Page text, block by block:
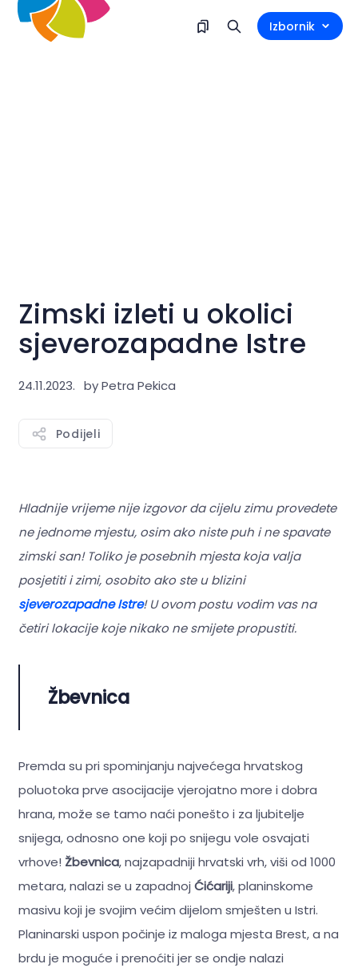
Izbornik
Zimski izleti u okolici
sjeverozapadne Istre
24.11.2023. by Petra Pekica
Podijeli
Hladnije vrijeme nije izgovor da cijelu zimu provedete
ne jednome mjestu, osim ako niste puh i ne spavate
zimski san! Toliko je posebnih mjesta koja valja
posjetiti i zimi, osobito ako ste u blizini
sjeverozapadne Istre! U ovom postu vodim vas na
četiri lokacije koje nikako ne smijete propustiti.
Žbevnica
Premda su pri spominjanju najvećega hrvatskog
poluotoka prve asocijacije vjerojatno more i dobra
hrana, može se tamo naći ponešto i za ljubitelje
snijega, odnosno one koji po snijegu vole osvajati
vrhove! Žbevnica, najzapadniji hrvatski vrh, viši od 1000
metara, nalazi se u zapadnoj Ćićariji, planinskome
masivu koji je svojim većim dijelom smješten u Istri.
Planinarski uspon počinje iz maloga mjesta Brest, a na
brdu je moguće i prenoćiti jer se ondje nalazi